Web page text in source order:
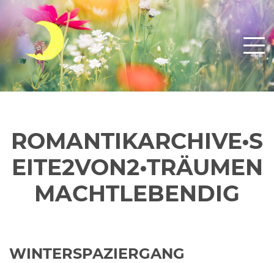
ROMANTIKARCHIVE•S
EITE2VON2•TRÄUMEN
MACHTLEBENDIG
WINTERSPAZIERGANG